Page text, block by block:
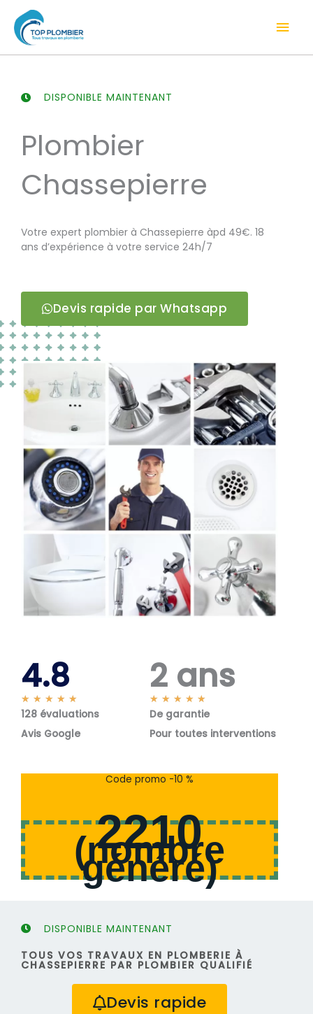
contenu
DISPONIBLE MAINTENANT
Plombier
Chassepierre
Votre expert plombier à Chassepierre àpd 49€. 18
ans d’expérience à votre service 24h/7
Devis rapide par Whatsapp
4.8
★ ★ ★ ★ ★
o
s
128 évaluations
Avis Google
2 ans
★ ★ ★ ★ ★
o
s
De garantie
Pour toutes interventions
Code promo -10 %
2210
(nombre
généré)
DISPONIBLE MAINTENANT
TOUS VOS TRAVAUX EN PLOMBERIE À
CHASSEPIERRE PAR PLOMBIER QUALIFIÉ
Devis rapide